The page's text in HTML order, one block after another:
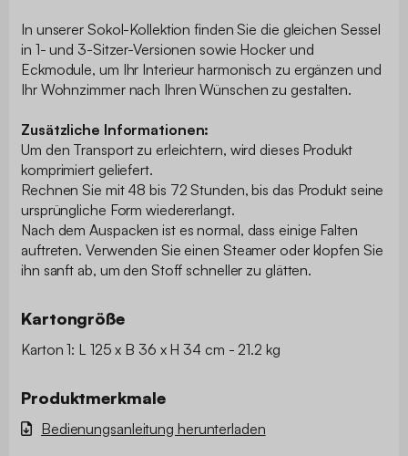
In unserer Sokol-Kollektion finden Sie die gleichen Sessel
in 1- und 3-Sitzer-Versionen sowie Hocker und
Eckmodule, um Ihr Interieur harmonisch zu ergänzen und
Ihr Wohnzimmer nach Ihren Wünschen zu gestalten.
Zusätzliche Informationen:
Um den Transport zu erleichtern, wird dieses Produkt
komprimiert geliefert.
Rechnen Sie mit 48 bis 72 Stunden, bis das Produkt seine
ursprüngliche Form wiedererlangt.
Nach dem Auspacken ist es normal, dass einige Falten
auftreten. Verwenden Sie einen Steamer oder klopfen Sie
ihn sanft ab, um den Stoff schneller zu glätten.
Kartongröße
Karton 1: L 125 x B 36 x H 34 cm - 21.2 kg
Produktmerkmale
Bedienungsanleitung herunterladen